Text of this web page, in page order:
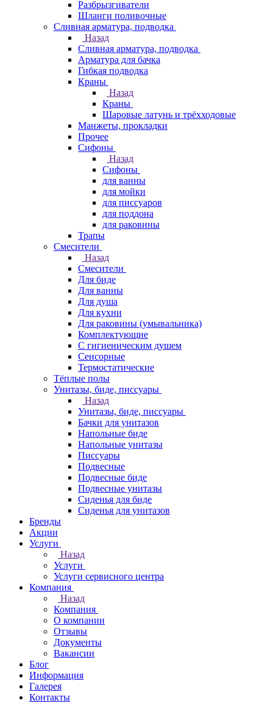
Разбрызгиватели
Шланги поливочные
Сливная арматура, подводка
Назад
Сливная арматура, подводка
Арматура для бачка
Гибкая подводка
Краны
Назад
Краны
Шаровые латунь и трёхходовые
Манжеты, прокладки
Прочее
Сифоны
Назад
Сифоны
для ванны
для мойки
для писсуаров
для поддона
для раковины
Трапы
Смесители
Назад
Смесители
Для биде
Для ванны
Для душа
Для кухни
Для раковины (умывальника)
Комплектующие
С гигиеническим душем
Сенсорные
Термостатические
Тёплые полы
Унитазы, биде, писсуары
Назад
Унитазы, биде, писсуары
Бачки для унитазов
Напольные биде
Напольные унитазы
Писсуары
Подвесные
Подвесные биде
Подвесные унитазы
Сиденья для биде
Сиденья для унитазов
Бренды
Акции
Услуги
Назад
Услуги
Услуги сервисного центра
Компания
Назад
Компания
О компании
Отзывы
Документы
Вакансии
Блог
Информация
Галерея
Контакты